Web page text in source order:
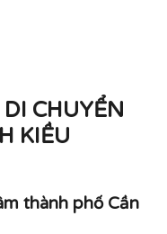
CHUYỂN
KIỀU
thành phố Cần